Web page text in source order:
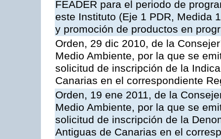
FEADER para el periodo de
este Instituto (Eje 1 PDR, Medida
y promoción de productos en
Orden, 29 dic 2010, de la
Medio Ambiente, por la que se
solicitud de inscripción de la
Canarias en el correspondiente
Orden, 19 ene 2011, de la
Medio Ambiente, por la que se
solicitud de inscripción de la
Antiguas de Canarias en el